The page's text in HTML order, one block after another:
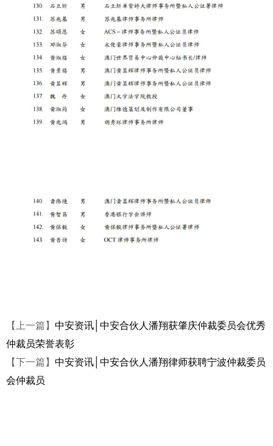
【上一篇】 中安资讯│中安合伙人潘翔获肇庆仲裁委员会优秀
仲裁员荣誉表彰
【下一篇】 中安资讯│中安合伙人潘翔律师获聘宁波仲裁委员
会仲裁员